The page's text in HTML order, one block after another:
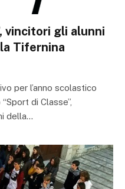
vincitori gli alunni
Tifernina
per l’anno scolastico
di Classe”,
della…